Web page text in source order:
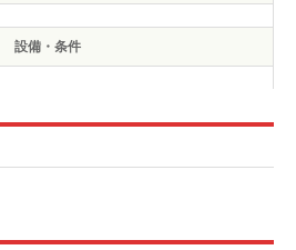
設備・条件